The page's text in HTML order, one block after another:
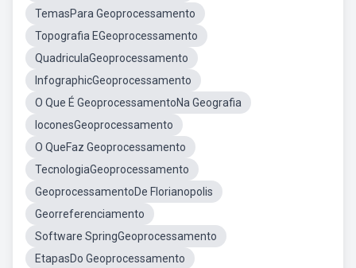
TemasPara Geoprocessamento
Topografia EGeoprocessamento
QuadriculaGeoprocessamento
InfographicGeoprocessamento
O Que É GeoprocessamentoNa Geografia
IoconesGeoprocessamento
O QueFaz Geoprocessamento
TecnologiaGeoprocessamento
GeoprocessamentoDe Florianopolis
Georreferenciamento
Software SpringGeoprocessamento
EtapasDo Geoprocessamento